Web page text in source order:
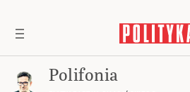
Polifonia